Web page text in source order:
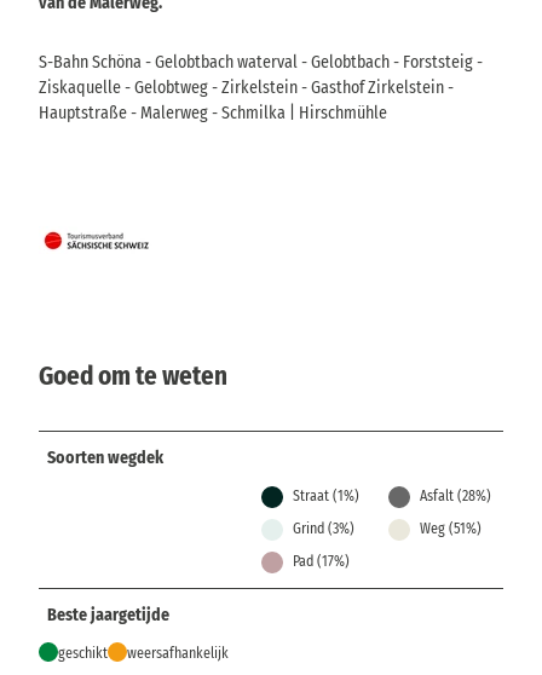
S-Bahn Schöna - Gelobtbach waterval - Gelobtbach - Forststeig -
Ziskaquelle - Gelobtweg - Zirkelstein - Gasthof Zirkelstein -
Hauptstraße - Malerweg - Schmilka | Hirschmühle
Goed om te weten
Soorten wegdek
Straat (1%)
Asfalt (28%)
Grind (3%)
Weg (51%)
Pad (17%)
Beste jaargetijde
geschikt weersafhankelijk